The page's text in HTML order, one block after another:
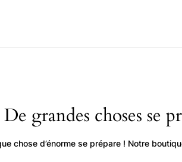
De grandes choses se
chose d’énorme se prépare ! Notre